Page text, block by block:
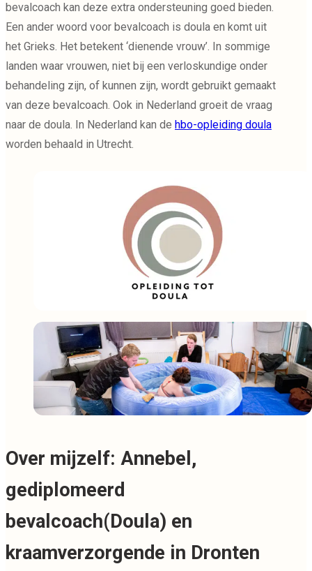
bevalcoach kan deze extra ondersteuning goed bieden.
Een ander woord voor bevalcoach is doula en komt uit
het Grieks. Het betekent ‘dienende vrouw’. In sommige
landen waar vrouwen, niet bij een verloskundige onder
behandeling zijn, of kunnen zijn, wordt gebruikt gemaakt
van deze bevalcoach. Ook in Nederland groeit de vraag
naar de doula. In Nederland kan de hbo-opleiding doula
worden behaald in Utrecht.
Over mijzelf: Annebel,
gediplomeerd
bevalcoach(Doula) en
kraamverzorgende in Dronten